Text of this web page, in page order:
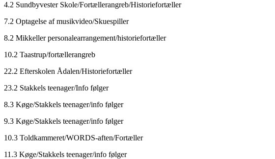
4.2 Sundbyvester Skole/Fortællerangreb/Historiefortæller
7.2 Optagelse af musikvideo/Skuespiller
8.2 Mikkeller personalearrangement/historiefortæller
10.2 Taastrup/fortællerangreb
22.2 Efterskolen Ådalen/Historiefortæller
23.2 Stakkels teenager/Info følger
8.3 Køge/Stakkels teenager/info følger
9.3 Køge/Stakkels teenager/info følger
10.3 Toldkammeret/WORDS-aften/Fortæller
11.3 Køge/Stakkels teenager/info følger